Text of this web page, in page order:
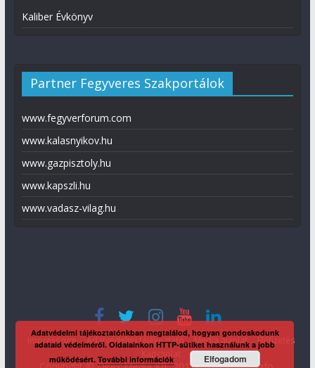
Kaliber Évkönyv
Partner Fegyveres Szakportálok
www.fegyverforum.com
www.kalasnyikov.hu
www.gazpisztoly.hu
www.kapszli.hu
www.vadasz-vilag.hu
Impresszum Adatvédelmi tájékoztató Média ajánlat
Előfizetés
Adatvédelmi tájékoztatónkban megtalálod, hogyan gondoskodunk
adataid védelméről. Oldalainkon HTTP-sütiket használunk a jobb
működésért.További információk Elfogadom